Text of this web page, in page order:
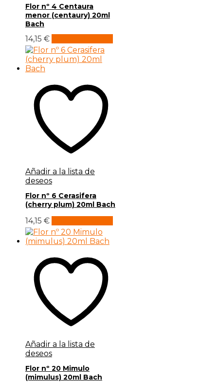
Flor nº 4 Centaura
menor (centaury) 20ml
Bach
14,15 €
Añadir a la lista de
deseos
Flor nº 6 Cerasifera
(cherry plum) 20ml Bach
14,15 €
Añadir a la lista de
deseos
Flor nº 20 Mimulo
(mimulus) 20ml Bach